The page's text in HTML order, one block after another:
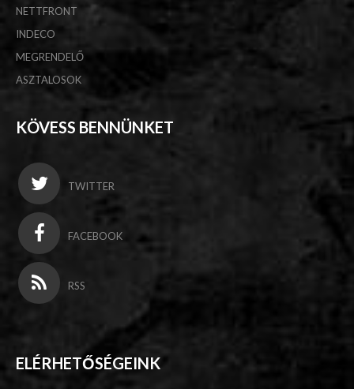
NETTFRONT
INDECO
MEGRENDELŐ
ASZTALOSOK
KÖVESS BENNÜNKET
TWITTER
FACEBOOK
RSS
ELÉRHETŐSÉGEINK